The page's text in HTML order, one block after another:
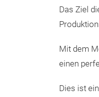
Das Ziel
Mit dem
einen
Dies ist